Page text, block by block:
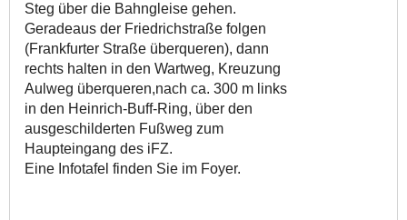
Steg über die Bahngleise gehen.
Geradeaus der Friedrichstraße folgen
(Frankfurter Straße überqueren), dann
rechts halten in den Wartweg, Kreuzung
Aulweg überqueren,nach ca. 300 m links
in den Heinrich-Buff-Ring, über den
ausgeschilderten Fußweg zum
Haupteingang des iFZ.
Eine Infotafel finden Sie im Foyer.